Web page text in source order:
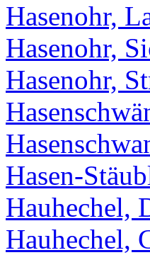
Hasenohr,
Hasenohr,
Hasenohr,
Hasen-
Hauhechel,
Hauhechel,